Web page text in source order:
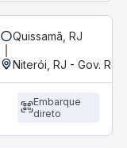
Quissamã, RJ
Niterói, RJ - Gov.
Embarque
direto